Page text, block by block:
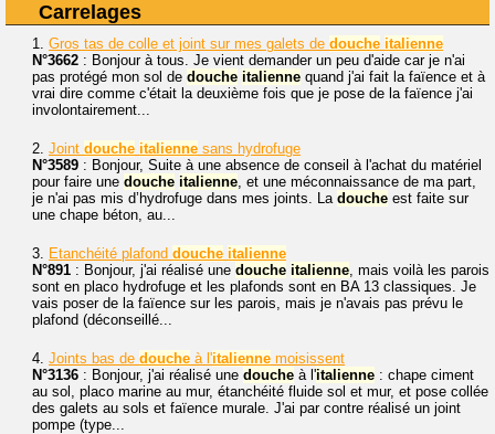
Carrelages
1. Gros tas de colle et joint sur mes galets de douche italienne
N°3662 : Bonjour à tous. Je vient demander un peu d'aide car je n'ai
pas protégé mon sol de douche italienne quand j'ai fait la faïence et à
vrai dire comme c'était la deuxième fois que je pose de la faïence j'ai
involontairement...
2. Joint douche italienne sans hydrofuge
N°3589 : Bonjour, Suite à une absence de conseil à l'achat du matériel
pour faire une douche italienne, et une méconnaissance de ma part,
je n'ai pas mis d’hydrofuge dans mes joints. La douche est faite sur
une chape béton, au...
3. Etanchéité plafond douche italienne
N°891 : Bonjour, j'ai réalisé une douche italienne, mais voilà les parois
sont en placo hydrofuge et les plafonds sont en BA 13 classiques. Je
vais poser de la faïence sur les parois, mais je n'avais pas prévu le
plafond (déconseillé...
4. Joints bas de douche à l'italienne moisissent
N°3136 : Bonjour, j'ai réalisé une douche à l'italienne : chape ciment
au sol, placo marine au mur, étanchéité fluide sol et mur, et pose collée
des galets au sols et faïence murale. J'ai par contre réalisé un joint
pompe (type...